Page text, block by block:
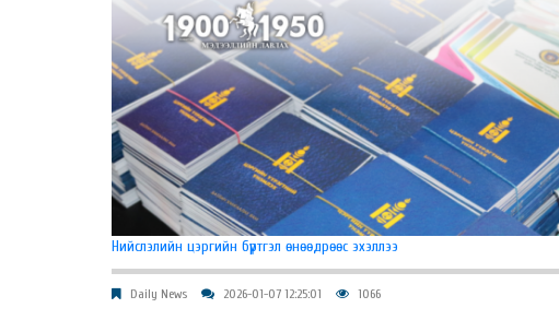
Нийслэлийн цэргийн бүртгэл өнөөдрөөс эхэллээ
Daily News 2026-01-07 12:25:01 1066